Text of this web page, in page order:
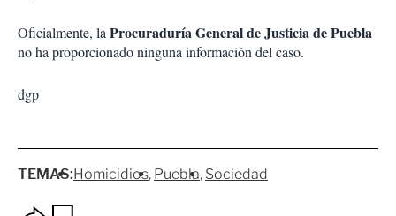
Oficialmente, la Procuraduría General de Justicia de Puebla
no ha proporcionado ninguna información del caso.
dgp
TEMAS:Homicidios Puebla Sociedad